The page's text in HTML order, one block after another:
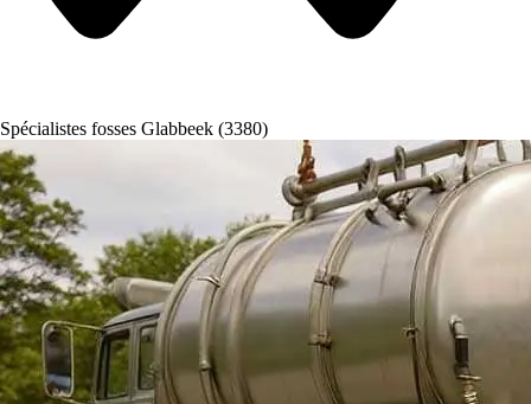
Spécialistes fosses Glabbeek (3380)